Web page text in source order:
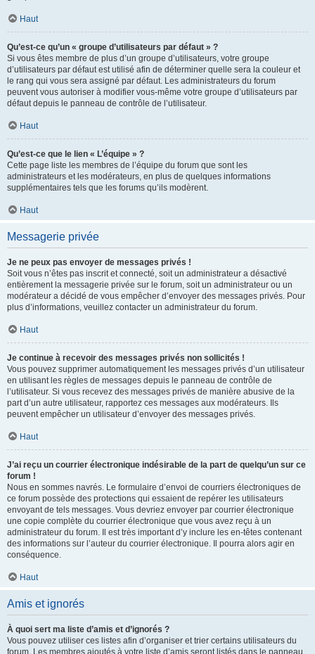
Haut
Qu’est-ce qu’un « groupe d’utilisateurs par défaut » ?
Si vous êtes membre de plus d’un groupe d’utilisateurs, votre groupe
d’utilisateurs par défaut est utilisé afin de déterminer quelle sera la couleur et
le rang qui vous sera assigné par défaut. Les administrateurs du forum
peuvent vous autoriser à modifier vous-même votre groupe d’utilisateurs par
défaut depuis le panneau de contrôle de l’utilisateur.
Haut
Qu’est-ce que le lien « L’équipe » ?
Cette page liste les membres de l’équipe du forum que sont les
administrateurs et les modérateurs, en plus de quelques informations
supplémentaires tels que les forums qu’ils modèrent.
Haut
Messagerie privée
Je ne peux pas envoyer de messages privés !
Soit vous n’êtes pas inscrit et connecté, soit un administrateur a désactivé
entièrement la messagerie privée sur le forum, soit un administrateur ou un
modérateur a décidé de vous empêcher d’envoyer des messages privés. Pour
plus d’informations, veuillez contacter un administrateur du forum.
Haut
Je continue à recevoir des messages privés non sollicités !
Vous pouvez supprimer automatiquement les messages privés d’un utilisateur
en utilisant les règles de messages depuis le panneau de contrôle de
l’utilisateur. Si vous recevez des messages privés de manière abusive de la
part d’un autre utilisateur, rapportez ces messages aux modérateurs. Ils
peuvent empêcher un utilisateur d’envoyer des messages privés.
Haut
J’ai reçu un courrier électronique indésirable de la part de quelqu’un sur ce
forum !
Nous en sommes navrés. Le formulaire d’envoi de courriers électroniques de
ce forum possède des protections qui essaient de repérer les utilisateurs
envoyant de tels messages. Vous devriez envoyer par courrier électronique
une copie complète du courrier électronique que vous avez reçu à un
administrateur du forum. Il est très important d’y inclure les en-têtes contenant
des informations sur l’auteur du courrier électronique. Il pourra alors agir en
conséquence.
Haut
Amis et ignorés
À quoi sert ma liste d’amis et d’ignorés ?
Vous pouvez utiliser ces listes afin d’organiser et trier certains utilisateurs du
forum. Les membres ajoutés à votre liste d’amis seront listés dans le panneau